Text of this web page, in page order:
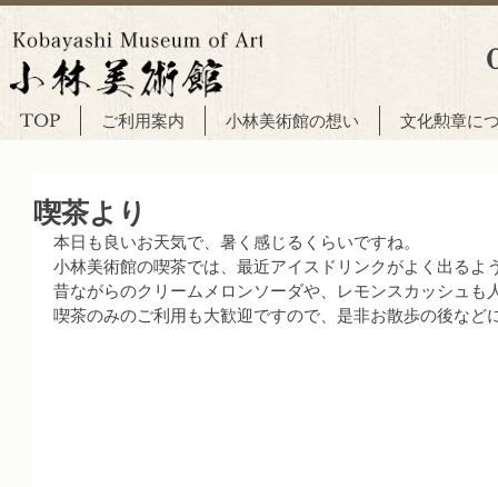
TOP ご利用案内 小林美術館の想い 文化勲章に
喫茶より
本日も良いお天気で、暑く感じるくらいですね。
小林美術館の喫茶では、最近アイスドリンクがよく出るよ
昔ながらのクリームメロンソーダや、レモンスカッシュも
喫茶のみのご利用も大歓迎ですので、是非お散歩の後など